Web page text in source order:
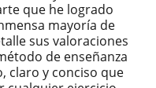
que he logrado
mayoría de
sus valoraciones
de enseñanza
claro y conciso que